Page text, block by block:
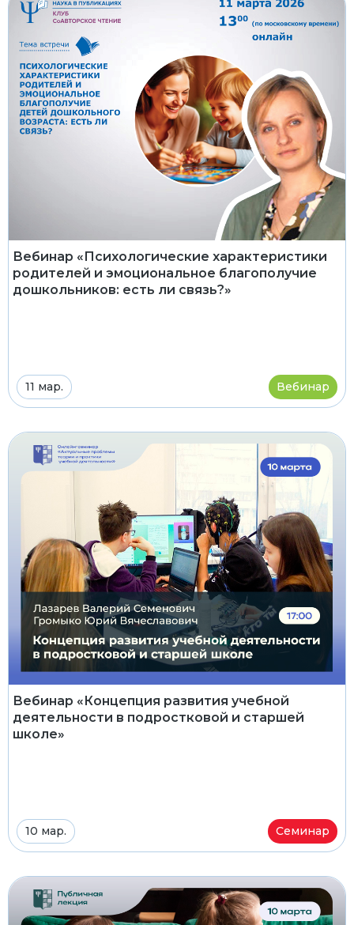
Вебинар «Психологические характеристики
родителей и эмоциональное благополучие
дошкольников: есть ли связь?»
11 мар. Вебинар
Вебинар «Концепция развития учебной
деятельности в подростковой и старшей
школе»
10 мар. Семинар